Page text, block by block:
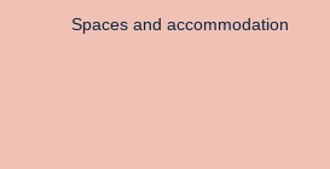
Spaces and accommodation